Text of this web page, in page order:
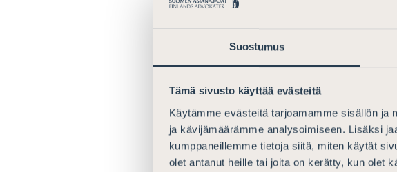
Suostumus
Tämä sivusto käyttää evästeitä
Käytämme evästeitä tarjoamamme sisällön ja
ja kävijämäärämme analysoimiseen. Lisäksi
kumppaneillemme tietoja siitä, miten käytät
olet antanut heille tai joita on kerätty, kun olet
Asianajajaliitto painottaa, että
Ulkomaalaisten asema
vahvaa sähköistä tunnistamista.
tehokasta mahdollisuutta
hankaloittaa ulkomaalaisten
katsoo, että ehdotuksessa
huomioiden ulkomaalaisten